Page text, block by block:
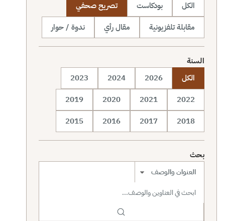
الكل
بودكاست
تصريح صحفي
مقابلة تلفزيونية
مقال رأي ندوة / حوار
السنة
الكل
2026
2024
2023
2022
2021
2020
2019
2018
2017
2016
2015
بحث
نطاق البحث